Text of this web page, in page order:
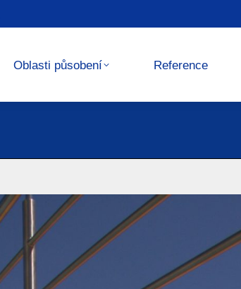
Oblasti působení Reference